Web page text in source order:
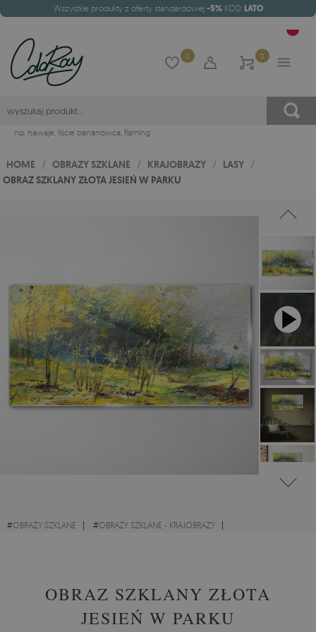
Wszystkie produkty z oferty standardowej -5%KOD:LATO
0 0
np. hawaje, liście bananowca, flaming
HOME / OBRAZY SZKLANE / KRAJOBRAZY / LASY /
OBRAZ SZKLANY ZŁOTA JESIEŃ W PARKU
#OBRAZY SZKLANE #OBRAZY SZKLANE - KRAJOBRAZY
OBRAZ SZKLANY ZŁOTA
JESIEŃ W PARKU